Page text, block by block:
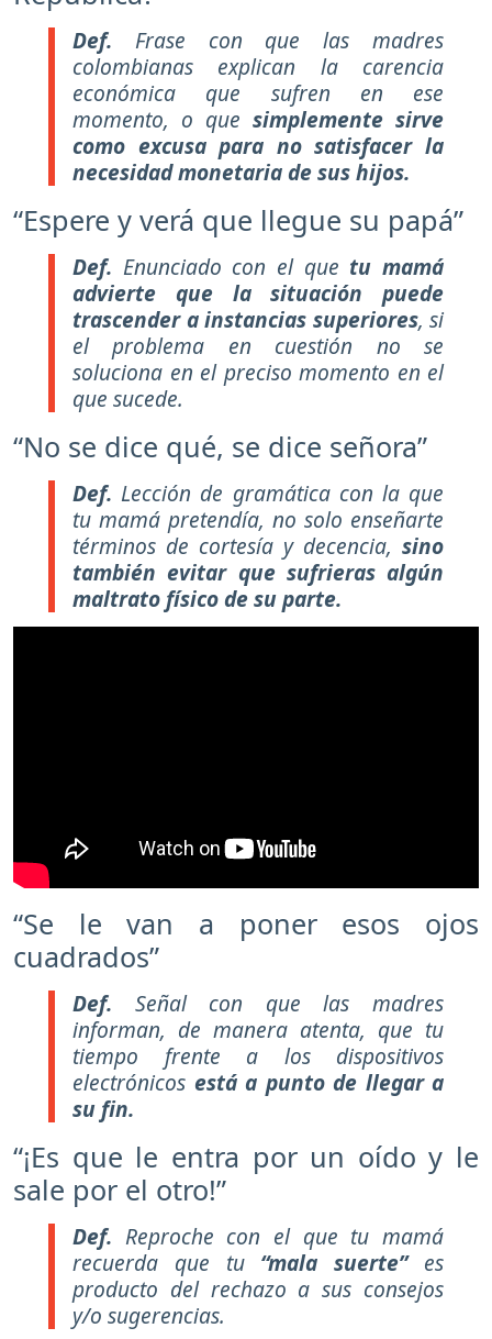
Def. Frase con que las madres
colombianas explican la carencia
económica que sufren en ese
momento, o que simplemente sirve
como excusa para no satisfacer la
necesidad monetaria de sus hijos.
“Espere y verá que llegue su papá”
Def. Enunciado con el que tu mamá
advierte que la situación puede
trascender a instancias superiores, si
el problema en cuestión no se
soluciona en el preciso momento en el
que sucede.
“No se dice qué, se dice señora”
Def. Lección de gramática con la que
tu mamá pretendía, no solo enseñarte
términos de cortesía y decencia, sino
también evitar que sufrieras algún
maltrato físico de su parte.
“Se le van a poner esos ojos
cuadrados”
Def. Señal con que las madres
informan, de manera atenta, que tu
tiempo frente a los dispositivos
electrónicos está a punto de llegar a
su fin.
“¡Es que le entra por un oído y le
sale por el otro!”
Def. Reproche con el que tu mamá
recuerda que tu “mala suerte” es
producto del rechazo a sus consejos
y/o sugerencias.